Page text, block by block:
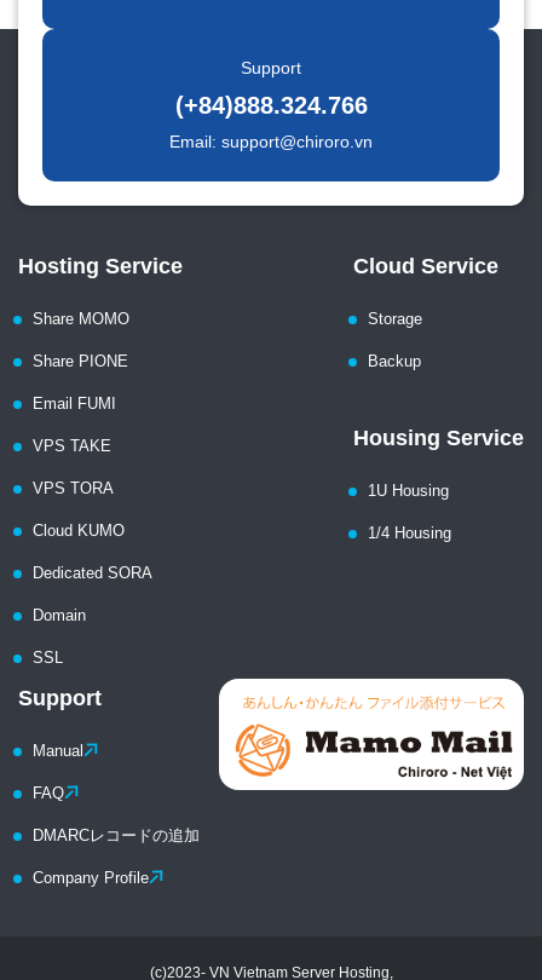
Support
(+84)888.324.766
Email: support@chiroro.vn
Hosting Service
Share MOMO
Share PIONE
Email FUMI
VPS TAKE
VPS TORA
Cloud KUMO
Dedicated SORA
Domain
SSL
Cloud Service
Storage
Backup
Housing Service
1U Housing
1/4 Housing
Support
Manual
FAQ
DMARCレコードの追加
Company Profile
(c)2023- VN Vietnam Server Hosting,